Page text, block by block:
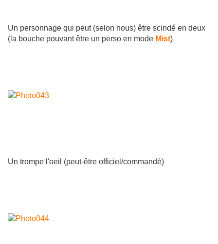
Un personnage qui peut (selon nous) être scindé en deux
(la bouche pouvant être un perso en mode Mist)
Un trompe l'oeil (peut-être officiel/commandé)